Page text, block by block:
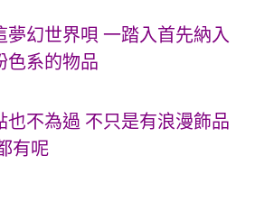
夢幻世界唄 一踏入首先納入
色系的物品
也不為過 不只是有浪漫飾品
有呢